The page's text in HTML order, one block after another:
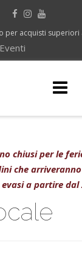
per acquisti superiori
Eventi
chiusi per le
che
a partire dal